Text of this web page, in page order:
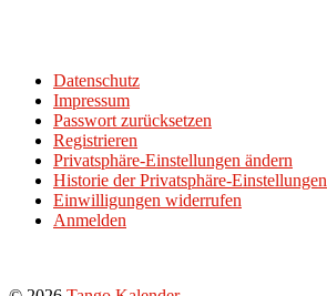
Datenschutz
Impressum
Passwort zurücksetzen
Registrieren
Privatsphäre-Einstellungen ändern
Historie der Privatsphäre-Einstellungen
Einwilligungen widerrufen
Anmelden